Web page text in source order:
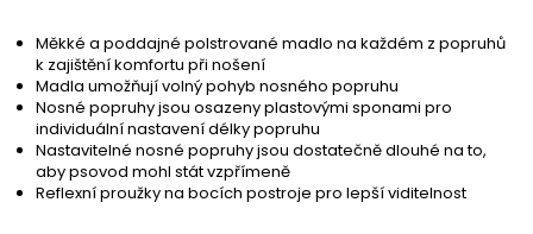
Měkké a poddajné polstrované madlo na každém z popruhů
k zajištění komfortu při nošení
Madla umožňují volný pohyb nosného popruhu
Nosné popruhy jsou osazeny plastovými sponami pro
individuální nastavení délky popruhu
Nastavitelné nosné popruhy jsou dostatečně dlouhé na to,
aby psovod mohl stát vzpřímeně
Reflexní proužky na bocích postroje pro lepší viditelnost